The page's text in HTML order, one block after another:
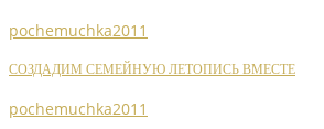
pochemuchka2011
СОЗДАДИМ СЕМЕЙНУЮ ЛЕТОПИСЬ ВМЕСТЕ
pochemuchka2011